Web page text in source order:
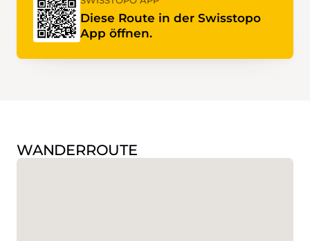
Diese Route in der Swisstopo
App öffnen.
WANDERROUTE